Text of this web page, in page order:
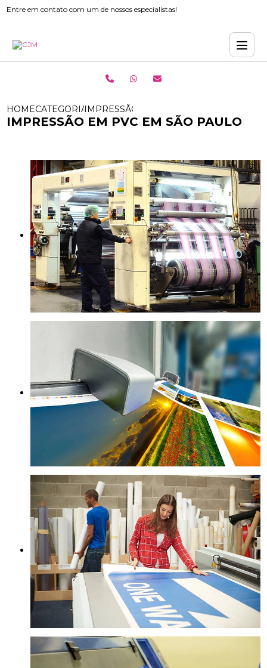
Entre em contato com um de nossos especialistas!
HOMECATEGORIASIMPRESSÃO EM PVC EM SÃO PAULO
IMPRESSÃO EM PVC EM SÃO PAULO